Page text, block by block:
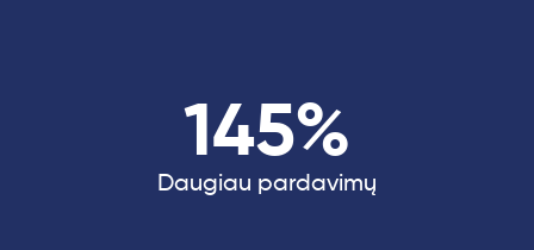
145%
Daugiau pardavimų